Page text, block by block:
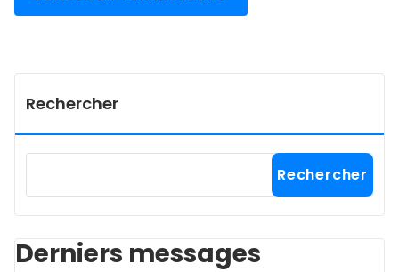
Rechercher
Rechercher
Derniers messages